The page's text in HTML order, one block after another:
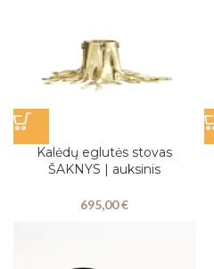
Kalėdų eglutės stovas
ŠAKNYS | auksinis
695,00€